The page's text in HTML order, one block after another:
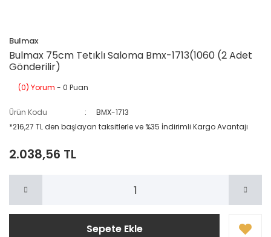
Bulmax
Bulmax 75cm Tetıklı Saloma Bmx-1713(1060 (2 Adet
Gönderilir)
(0) Yorum - 0 Puan
Ürün Kodu
BMX-1713
*216,27 TL den başlayan taksitlerle ve %35 İndirimli Kargo Avantajı
2.038,56 TL
Sepete Ekle